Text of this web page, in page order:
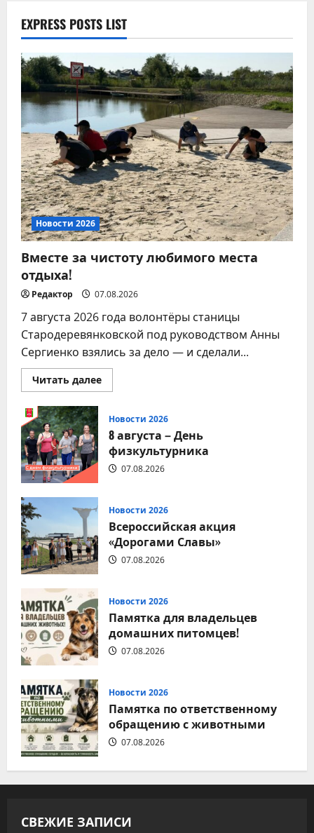
Памятка для владельцев
домашних питомцев!
07.08.2026
5
Новости 2026
Памятка по ответственному
обращению с животными
07.08.2026
EXPRESS POSTS LIST
Новости 2026
Вместе за чистоту любимого места
отдыха!
Редактор 07.08.2026
7 августа 2026 года волонтёры станицы
Стародеревянковской под руководством Анны
Сергиенко взялись за дело — и сделали...
Читать далееПрочитать
больше
за
чистоту
любимого
места
отдыха!
Новости 2026
8 августа – День
физкультурника
07.08.2026
Новости 2026
Всероссийская акция
«Дорогами Славы»
07.08.2026
Новости 2026
Памятка для владельцев
домашних питомцев!
07.08.2026
Новости 2026
Памятка по ответственному
обращению с животными
07.08.2026
СВЕЖИЕ ЗАПИСИ